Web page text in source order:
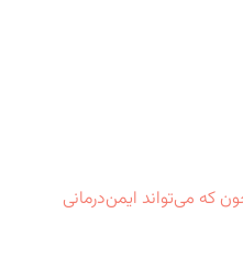
که می‌تواند ایمن‌درمانی